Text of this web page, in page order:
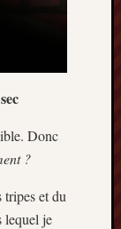
Donc
?
tripes et du
lequel je